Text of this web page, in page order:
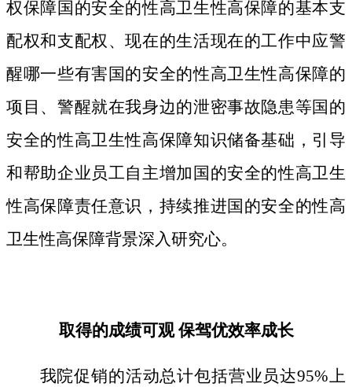
权保障国的安全的性高卫生性高保障的基本支
配权和支配权、现在的生活现在的工作中应警
醒哪一些有害国的安全的性高卫生性高保障的
项目、警醒就在我身边的泄密事故隐患等国的
安全的性高卫生性高保障知识储备基础，引导
和帮助企业员工自主增加国的安全的性高卫生
性高保障责任意识，持续推进国的安全的性高
卫生性高保障背景深入研究心。
取得的成绩可观 保驾优效率成长
我院促销的活动总计包括营业员达95%上